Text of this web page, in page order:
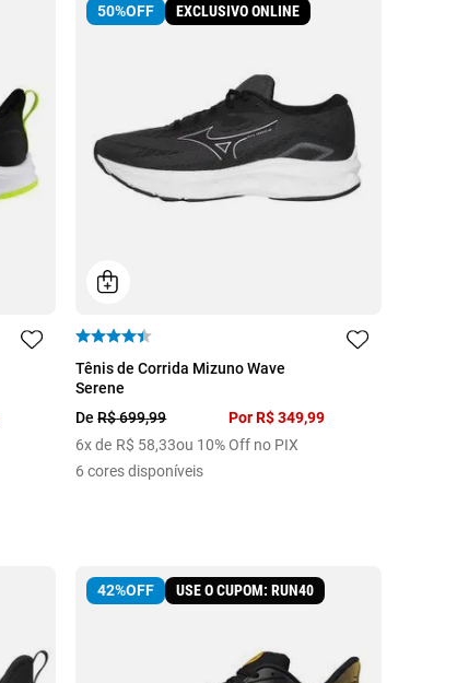
50%OFF EXCLUSIVO ONLINE
34
Tênis de Corrida Mizuno Wave
Serene
DeR$699,99 PorR$ 349,99
6x de R$ 58,33ou 10% Off no PIX
6 cores disponíveis
42%OFF USE O CUPOM: RUN40